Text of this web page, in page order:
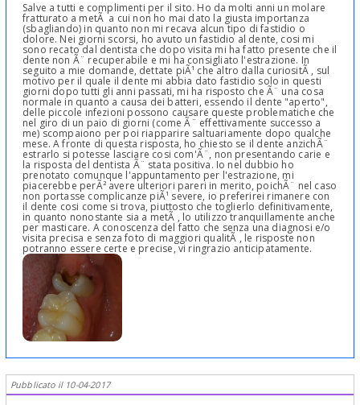
Salve a tutti e complimenti per il sito. Ho da molti anni un molare
fratturato a metÃ a cui non ho mai dato la giusta importanza
(sbagliando) in quanto non mi recava alcun tipo di fastidio o
dolore. Nei giorni scorsi, ho avuto un fastidio al dente, cosi mi
sono recato dal dentista che dopo visita mi ha fatto presente che il
dente non Ã¨ recuperabile e mi ha consigliato l'estrazione. In
seguito a mie domande, dettate piÃ¹ che altro dalla curiositÃ , sul
motivo per il quale il dente mi abbia dato fastidio solo in questi
giorni dopo tutti gli anni passati, mi ha risposto che Ã¨ una cosa
normale in quanto a causa dei batteri, essendo il dente "aperto",
delle piccole infezioni possono causare queste problematiche che
nel giro di un paio di giorni (come Ã¨ effettivamente successo a
me) scompaiono per poi riapparire saltuariamente dopo qualche
mese. A fronte di questa risposta, ho chiesto se il dente anzichÃ¨
estrarlo si potesse lasciare cosi com'Ã¨, non presentando carie e
la risposta del dentista Ã¨ stata positiva. Io nel dubbio ho
prenotato comunque l'appuntamento per l'estrazione, mi
piacerebbe perÃ² avere ulteriori pareri in merito, poichÃ¨ nel caso
non portasse complicanze piÃ¹ severe, io preferirei rimanere con
il dente cosi come si trova, piuttosto che toglierlo definitivamente,
in quanto nonostante sia a metÃ , lo utilizzo tranquillamente anche
per masticare. A conoscenza del fatto che senza una diagnosi e/o
visita precisa e senza foto di maggiori qualitÃ , le risposte non
potranno essere certe e precise, vi ringrazio anticipatamente.
Pubblicato il 10-04-2017